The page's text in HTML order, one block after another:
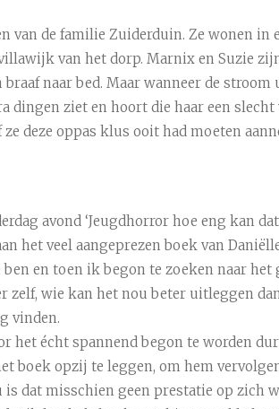
van de familie Zuiderduin. Ze wonen in
van het dorp. Marnix en Suzie
naar bed. Maar wanneer de stroom
dingen ziet en hoort die haar een slecht
deze oppas klus ooit had moeten
avond ‘Jeugdhorror hoe eng kan
het veel aangeprezen boek van
en toen ik begon te zoeken naar het
zelf, wie kan het nou beter uitleggen
vinden.
het écht spannend begon te worden
boek opzij te leggen, om hem
dat misschien geen prestatie op zich